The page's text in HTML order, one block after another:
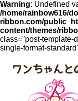
Warning: Undefined
/home/rainbow616/
ribbon.com/
content/themes/
class="post-template-
single-format-